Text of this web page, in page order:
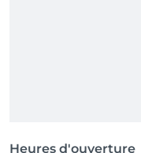
Heures d'ouverture